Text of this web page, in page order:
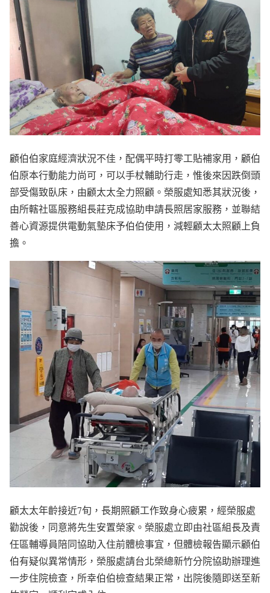
顧伯伯家庭經濟狀況不佳，配偶平時打零工貼補家用，顧伯
伯原本行動能力尚可，可以手杖輔助行走，惟後來因跌倒頭
部受傷致臥床，由顧太太全力照顧。榮服處知悉其狀況後，
由所轄社區服務組長莊克成協助申請長照居家服務，並聯結
善心資源提供電動氣墊床予伯伯使用，減輕顧太太照顧上負
擔。
顧太太年齡接近7旬，長期照顧工作致身心疲累，經榮服處
勸說後，同意將先生安置榮家。榮服處立即由社區組長及責
任區輔導員陪同協助入住前體檢事宜，但體檢報告顯示顧伯
伯有疑似異常情形，榮服處請台北榮總新竹分院協助辦理進
一步住院檢查，所幸伯伯檢查結果正常，出院後隨即送至新